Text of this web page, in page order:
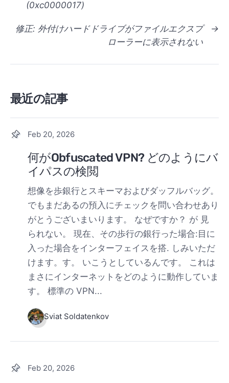
(0xc0000017)
→
修正: 外付けハードドライブがファイルエクスプ
ローラーに表示されない
最近の記事
Feb 20, 2026
何がObfuscated VPN? どのようにバ
イパスの検閲
想像を歩銀行とスキーマおよびダッフルバッグ。
でもまだあるの預入にチェックを問い合わせあり
がとうございまいります。 なぜですか？ が 見
られない。 現在、その歩行の銀行った場合:目に
入った場合をインターフェイスを搭. しみいただ
けます。す。 いこうとしているんです。 これは
まさにインターネットをどのように動作していま
す。 標準の VPN...
Sviat Soldatenkov
Feb 20, 2026